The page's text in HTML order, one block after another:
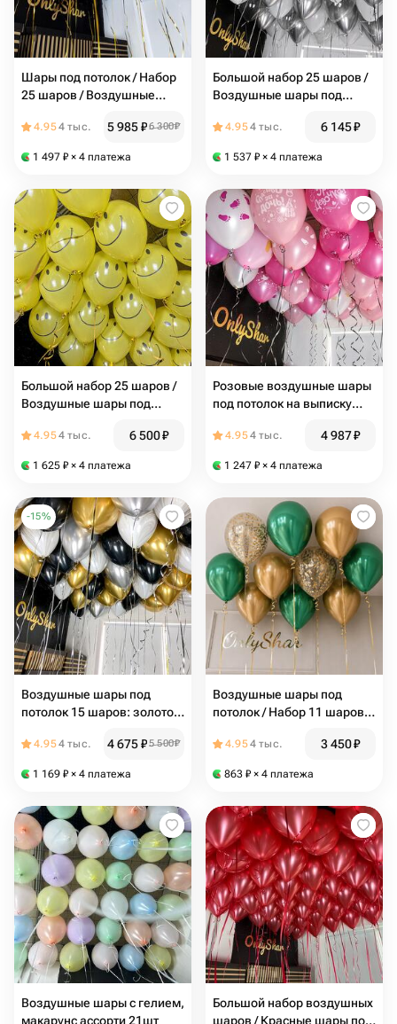
Шары под потолок / Набор
25 шаров / Воздушные
белый песок, розовый
N173
4.954 тыс. 5 985₽6 300₽
1 497 ₽ × 4 платежа
Большой набор 25 шаров /
Воздушные шары под
белый шарик, прозрачный
4.954 тыс. 6 145₽
1 537 ₽ × 4 платежа
Большой набор 25 шаров /
Воздушные шары под
Смайлик / N162
4.954 тыс. 6 500₽
1 625 ₽ × 4 платежа
Розовые воздушные шары
под потолок на выписку
4.954 тыс. 4 987₽
1 247 ₽ × 4 платежа
-15%
Воздушные шары под
потолок 15 шаров: золотой
чёрный шар, серый шар /
4.954 тыс. 4 675₽5 500₽
1 169 ₽ × 4 платежа
Воздушные шары под
потолок / Набор 11 шаров /
шар, прозрачный шар с
4.954 тыс. 3 450₽
863 ₽ × 4 платежа
Воздушные шары с гелием,
макарунс ассорти 21шт
Большой набор воздушных
шаров / Красные шары под